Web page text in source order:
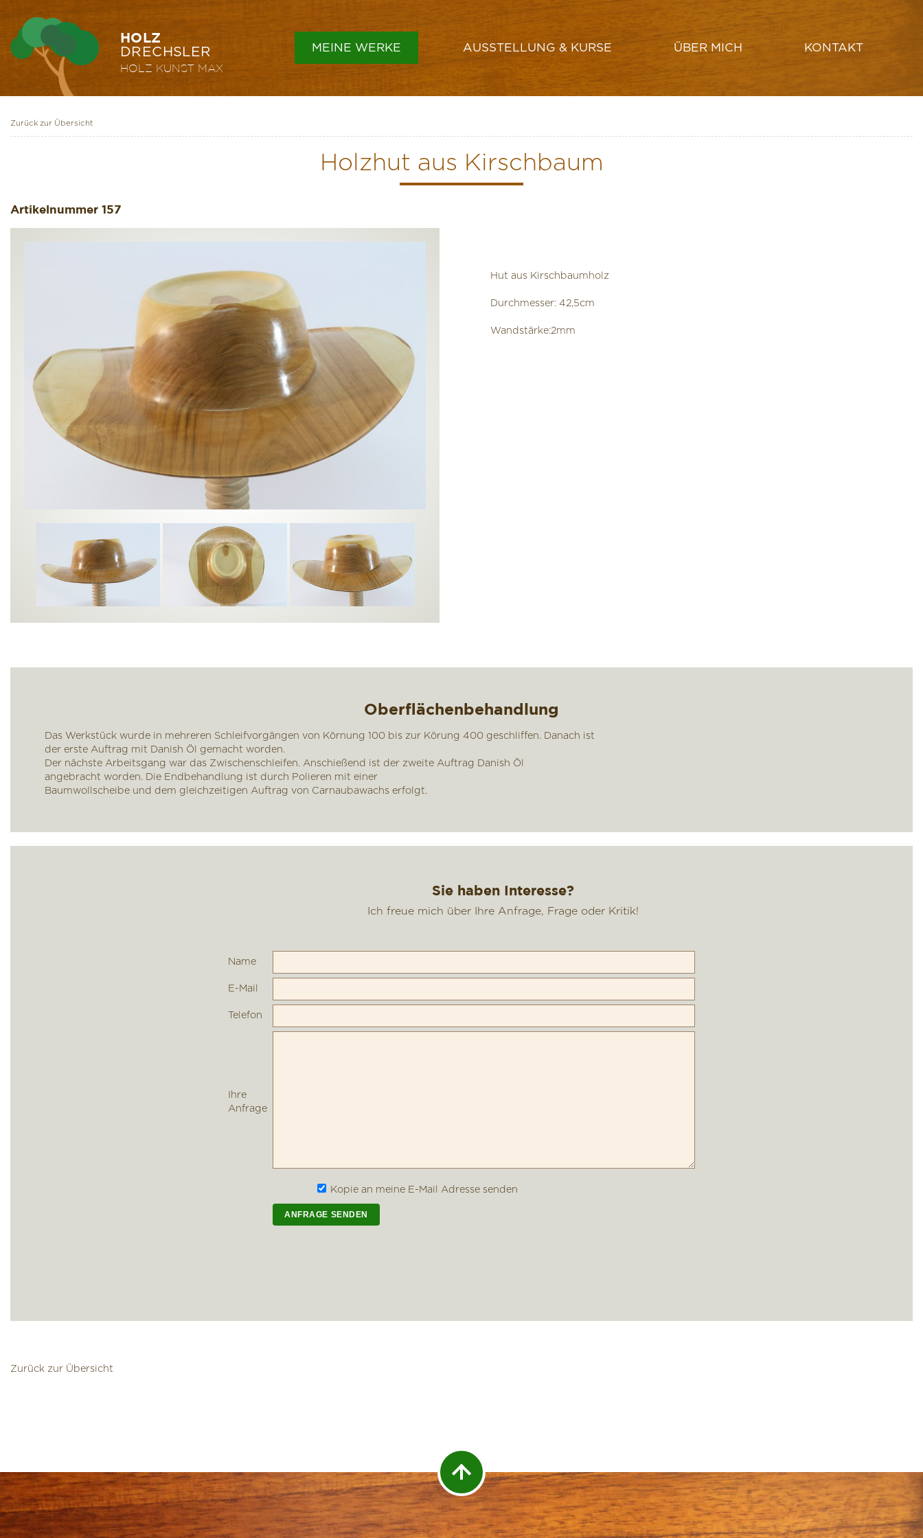
HOLZ
DRECHSLER
HOLZ KUNST MAX
MEINE WERKE AUSSTELLUNG & KURSE ÜBER MICH KONTAKT
Zurück zur Übersicht
Holzhut aus Kirschbaum
Artikelnummer 157
Hut aus Kirschbaumholz
Durchmesser: 42,5cm
Wandstärke:2mm
Oberflächenbehandlung
Das Werkstück wurde in mehreren Schleifvorgängen von Körnung 100 bis zur Körung 400 geschliffen. Danach ist
der erste Auftrag mit Danish Öl gemacht worden.
Der nächste Arbeitsgang war das Zwischenschleifen. Anschießend ist der zweite Auftrag Danish Öl
angebracht worden. Die Endbehandlung ist durch Polieren mit einer
Baumwollscheibe und dem gleichzeitigen Auftrag von Carnaubawachs erfolgt.
Name
E-Mail
Telefon
Ihre
Anfrage
Kopie an meine E-Mail Adresse senden
Zurück zur Übersicht